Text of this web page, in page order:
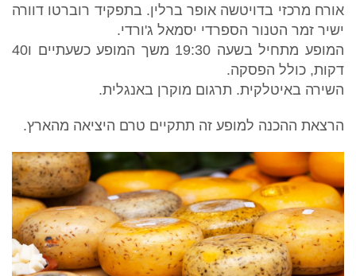
אורח מרכזי בדויטשה אופר ברלין. בתפקיד רוברטו דוורה
ישיר זמר הטנור הספרדי יסמאל ג'ורדי.
המופע מתחיל בשעה 19:30 משך המופע כשעתיים ו40
דקות, כולל הפסקה.
השירה באיטלקית. תרגום מוקרן באנגלית.
הרצאת ההכנה למופע זה תתקיים טרם היציאה מהארץ.